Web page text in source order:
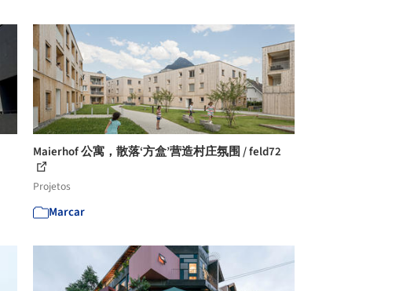
Maierhof 公寓，散落‘方盒’营造村庄氛围 / feld72
Projetos
Marcar